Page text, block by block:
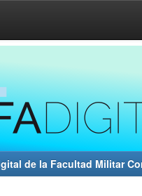
de la Facultad Militar